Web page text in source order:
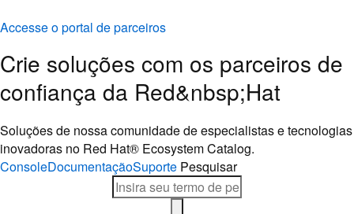
Accesse o portal de parceiros
Crie soluções com os parceiros de
confiança da Red&nbsp;Hat
Soluções de nossa comunidade de especialistas e tecnologias
inovadoras no Red Hat® Ecosystem Catalog.
ConsoleDocumentaçãoSuporte Pesquisar